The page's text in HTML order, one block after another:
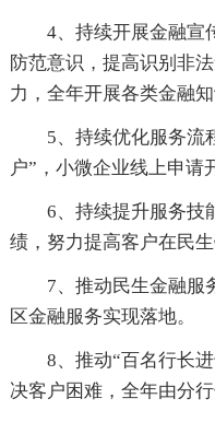
4、持续开展金融宣
防范意识，提高识别非
力，全年开展各类金融
5、持续优化服务流
户”，小微企业线上申请
6、持续提升服务技
绩，努力提高客户在民
7、推动民生金融服
区金融服务实现落地。
8、推动“百名行长
决客户困难，全年由分